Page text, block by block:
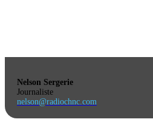
Nelson Sergerie
Journaliste
nelson@radiochnc.com